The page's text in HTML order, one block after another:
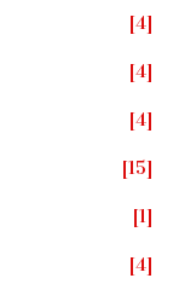
4
4
4
15
1
4